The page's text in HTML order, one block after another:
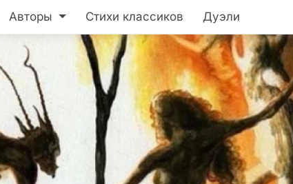
Авторы Стихи классиков Дуэли